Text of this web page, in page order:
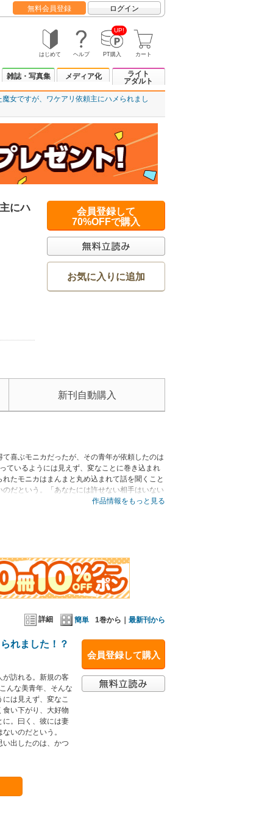
無料会員登録 ログイン
はじめて ヘルプ
UP!
PT購入 カート
雑誌・写真集 メディア化
ライト
アダルト
女ですが、ワケアリ依頼主にハメられまし
にハ
会員登録して
70%OFFで購入
お気に入りに追加
新刊自動購入
喜ぶモニカだったが、その青年が依頼したのは
ているようには見えず、変なことに巻き込まれ
たモニカはまんまと丸め込まれて話を聞くこと
だという。「あなたには許せない相手はいない
作品情報をもっと見る
詳細 簡単 1巻から｜ 最新刊から
会員登録して購入
れました！？
が訪れる。新規の客
んな美青年、そんな
は見えず、変なこ
い下がり、大好物
に。曰く、彼には妻
いのだという。
出したのは、かつ